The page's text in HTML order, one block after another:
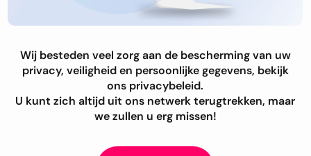
Wij besteden veel zorg aan de bescherming van uw
privacy, veiligheid en persoonlijke gegevens, bekijk
ons privacybeleid.
U kunt zich altijd uit ons netwerk terugtrekken, maar
we zullen u erg missen!